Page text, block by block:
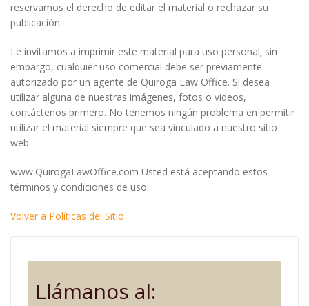
reservamos el derecho de editar el material o rechazar su
publicación.
Le invitamos a imprimir este material para uso personal; sin
embargo, cualquier uso comercial debe ser previamente
autorizado por un agente de Quiroga Law Office. Si desea
utilizar alguna de nuestras imágenes, fotos o videos,
contáctenos primero. No tenemos ningún problema en permitir
utilizar el material siempre que sea vinculado a nuestro sitio
web.
www.QuirogaLawOffice.com Usted está aceptando estos
términos y condiciones de uso.
Volver a Políticas del Sitio
Llámanos al: